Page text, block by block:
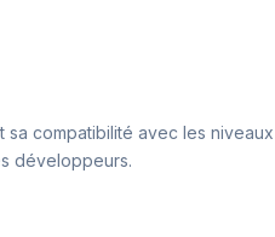
compatibilité avec les
développeurs.